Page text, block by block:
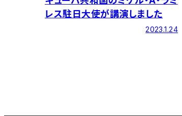
レス駐日大使が講演しました
2023.1.24